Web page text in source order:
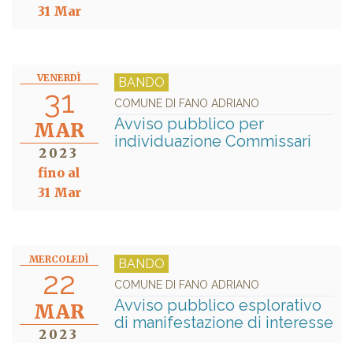
31 Mar
VENERDÌ
31
MAR
2023
fino al
31 Mar
BANDO
COMUNE DI FANO ADRIANO
Avviso pubblico per
individuazione Commissari
MERCOLEDÌ
22
MAR
2023
BANDO
COMUNE DI FANO ADRIANO
Avviso pubblico esplorativo
di manifestazione di interesse